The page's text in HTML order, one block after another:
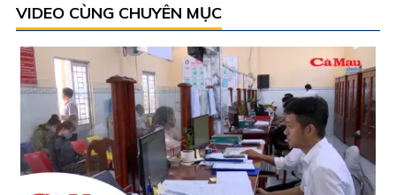
VIDEO CÙNG CHUYÊN MỤC